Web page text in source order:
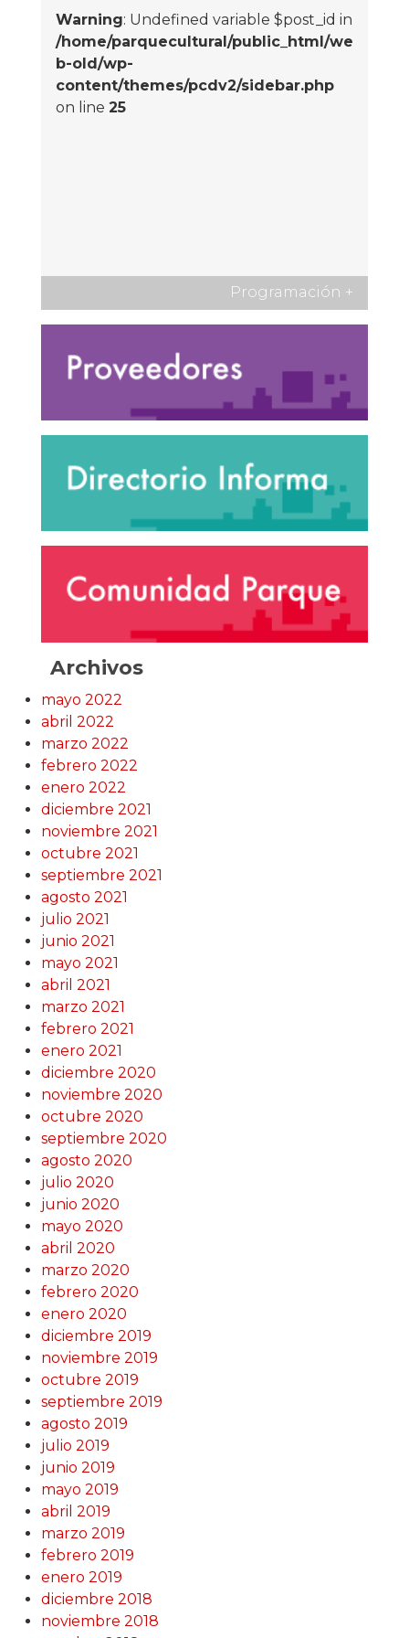
Warning: Undefined variable $post_id in
/home/parquecultural/public_html/we
b-old/wp-
content/themes/pcdv2/sidebar.php
on line 25
Programación +
Archivos
mayo 2022
abril 2022
marzo 2022
febrero 2022
enero 2022
diciembre 2021
noviembre 2021
octubre 2021
septiembre 2021
agosto 2021
julio 2021
junio 2021
mayo 2021
abril 2021
marzo 2021
febrero 2021
enero 2021
diciembre 2020
noviembre 2020
octubre 2020
septiembre 2020
agosto 2020
julio 2020
junio 2020
mayo 2020
abril 2020
marzo 2020
febrero 2020
enero 2020
diciembre 2019
noviembre 2019
octubre 2019
septiembre 2019
agosto 2019
julio 2019
junio 2019
mayo 2019
abril 2019
marzo 2019
febrero 2019
enero 2019
diciembre 2018
noviembre 2018